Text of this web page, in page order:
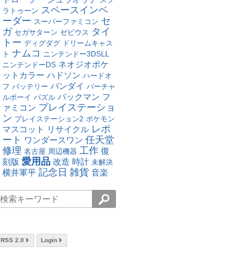
ラトゥーン スペースインベ
ーダー スーパーファミコン セ
ガ セガサターン ゼビウス タイ
トー ディグダグ ドリームキャス
ト ナムコ ニンテンドー3DSLL
ニンテンドーDS ネオジオポケ
ットカラー ハドソン ハードオ
フ バッテリー バンダイ バーチャ
ルボーイ パズル パックマン フ
ァミコン プレイステーショ
ン プレイステーション2 ポケモン
マスコット リサイクル レポ
ート ワンダースワン 任天堂
修理 名古屋 周辺機器 工作 復
刻版 愛用品 改造 時計 未解決
横井軍平 記念日 雑貨 音楽
RSS 2.0 Login